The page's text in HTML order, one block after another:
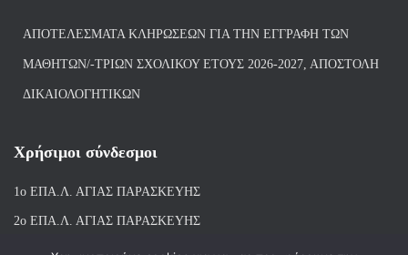
ΑΠΟΤΕΛΈΣΜΑΤΑ ΚΛΗΡΏΣΕΩΝ ΓΙΑ ΤΗΝ ΕΓΓΡΑΦΉ ΤΩΝ
ΜΑΘΗΤΏΝ/-ΤΡΙΏΝ ΣΧΟΛΙΚΟΎ ΈΤΟΥΣ 2026-2027, ΑΠΟΣΤΟΛΉ
ΔΙΚΑΙΟΛΟΓΗΤΙΚΏΝ
Χρήσιμοι σύνδεσμοι
1ο ΕΠΑ.Λ. ΑΓΙΑΣ ΠΑΡΑΣΚΕΥΗΣ
2ο ΕΠΑ.Λ. ΑΓΙΑΣ ΠΑΡΑΣΚΕΥΗΣ
1ο Ε.Κ. ΑΓΙΑΣ ΠΑΡΑΣΚΕΥΗΣ